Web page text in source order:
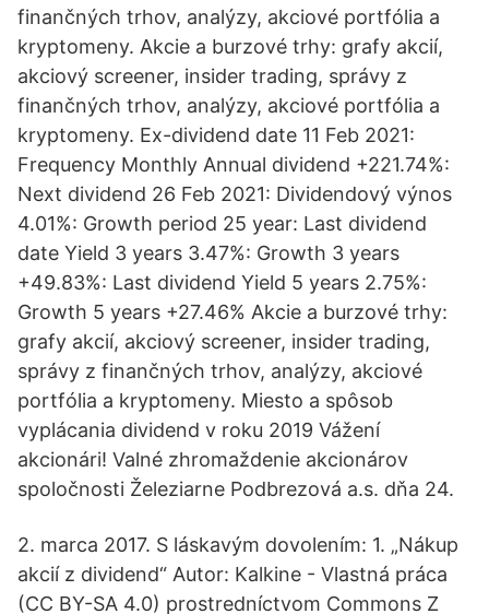
finančných trhov, analýzy, akciové portfólia a
kryptomeny. Akcie a burzové trhy: grafy akcií,
akciový screener, insider trading, správy z
finančných trhov, analýzy, akciové portfólia a
kryptomeny. Ex-dividend date 11 Feb 2021:
Frequency Monthly Annual dividend +221.74%:
Next dividend 26 Feb 2021: Dividendový výnos
4.01%: Growth period 25 year: Last dividend
date Yield 3 years 3.47%: Growth 3 years
+49.83%: Last dividend Yield 5 years 2.75%:
Growth 5 years +27.46% Akcie a burzové trhy:
grafy akcií, akciový screener, insider trading,
správy z finančných trhov, analýzy, akciové
portfólia a kryptomeny. Miesto a spôsob
vyplácania dividend v roku 2019 Vážení
akcionári! Valné zhromaždenie akcionárov
spoločnosti Železiarne Podbrezová a.s. dňa 24.
2. marca 2017. S láskavým dovolením: 1. „Nákup
akcií z dividend“ Autor: Kalkine - Vlastná práca
(CC BY-SA 4.0) prostredníctvom Commons Z